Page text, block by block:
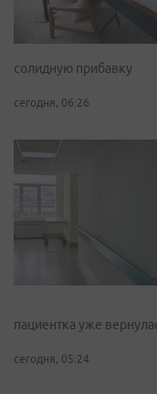
солидную прибавку
сегодня, 06:26
пациентка уже
сегодня, 05:24